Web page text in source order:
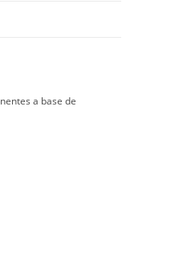
a base de